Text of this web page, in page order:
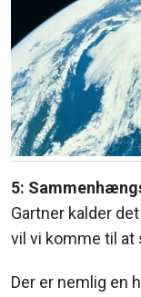
5:
Gartner kalder
vil vi komme til at
Der er nemlig en